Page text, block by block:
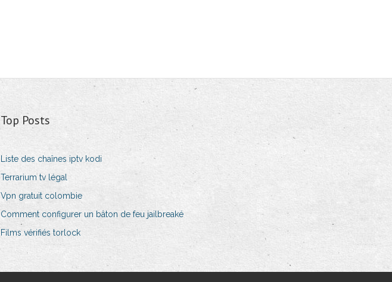
Top Posts
Liste des chaînes iptv kodi
Terrarium tv légal
Vpn gratuit colombie
Comment configurer un bâton de feu jailbreaké
Films vérifiés torlock